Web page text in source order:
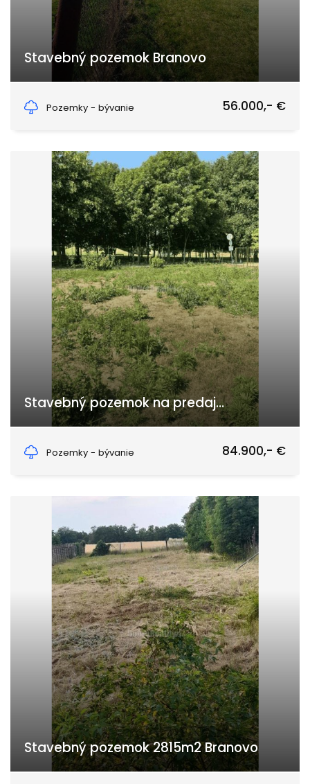
Stavebný pozemok Branovo
Pozemky - bývanie
56.000,- €
Stavebný pozemok na predaj...
Pozemky - bývanie
84.900,- €
Stavebný pozemok 2815m2 Branovo